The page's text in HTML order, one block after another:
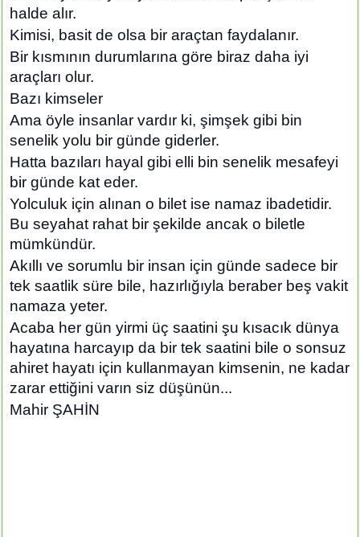
halde alır.
Kimisi, basit de olsa bir araçtan faydalanır.
Bir kısmının durumlarına göre biraz daha iyi
araçları olur.
Bazı kimseler
Ama öyle insanlar vardır ki, şimşek gibi bin
senelik yolu bir günde giderler.
Hatta bazıları hayal gibi elli bin senelik mesafeyi
bir günde kat eder.
Yolculuk için alınan o bilet ise namaz ibadetidir.
Bu seyahat rahat bir şekilde ancak o biletle
mümkündür.
Akıllı ve sorumlu bir insan için günde sadece bir
tek saatlik süre bile, hazırlığıyla beraber beş vakit
namaza yeter.
Acaba her gün yirmi üç saatini şu kısacık dünya
hayatına harcayıp da bir tek saatini bile o sonsuz
ahiret hayatı için kullanmayan kimsenin, ne kadar
zarar ettiğini varın siz düşünün...
Mahir ŞAHİN